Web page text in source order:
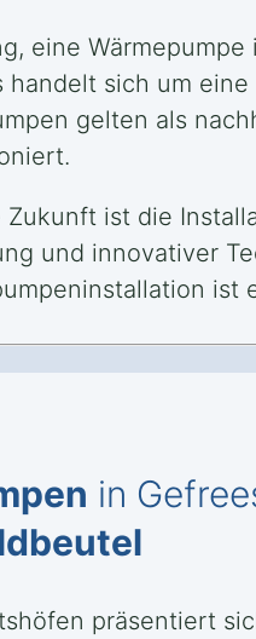
eine
handelt sich um
gelten als
ist die
und innovativer
in
präsentiert